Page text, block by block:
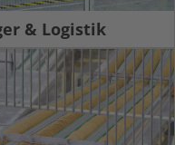
& Logistik